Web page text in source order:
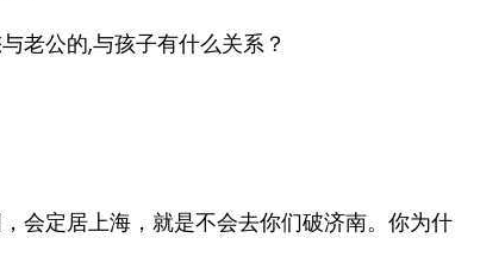
老公的,与孩子有什么关系？
会定居上海，就是不会去你们破济南。你为什